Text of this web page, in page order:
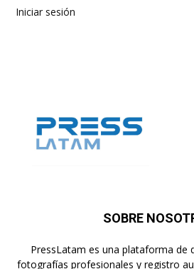
Iniciar sesión
SOBRE
PressLatam es una plataforma de
fotografías profesionales y registro